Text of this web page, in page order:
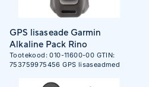
GPS lisaseade Garmin
Alkaline Pack Rino
Tootekood:010-11600-00 GTIN:
753759975456 GPS lisaseadmed